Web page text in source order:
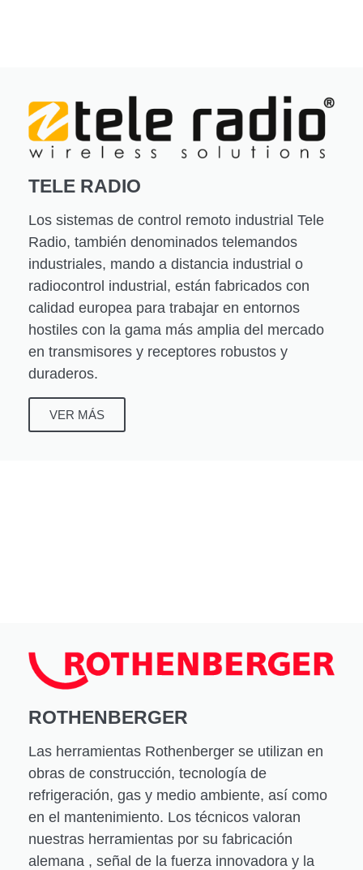
TELE RADIO
Los sistemas de control remoto industrial Tele
Radio, también denominados telemandos
industriales, mando a distancia industrial o
radiocontrol industrial, están fabricados con
calidad europea para trabajar en entornos
hostiles con la gama más amplia del mercado
en transmisores y receptores robustos y
duraderos.
VER MÁS
ROTHENBERGER
Las herramientas Rothenberger se utilizan en
obras de construcción, tecnología de
refrigeración, gas y medio ambiente, así como
en el mantenimiento. Los técnicos valoran
nuestras herramientas por su fabricación
alemana , señal de la fuerza innovadora y la